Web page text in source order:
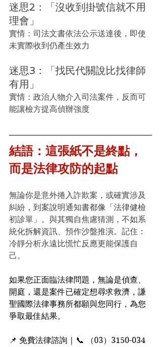
迷思2：「沒收到掛號信就不用
理會」
實情：司法文書依法公示送達後，即使
未實際收到仍產生效力
迷思3：「找民代關說比找律師
有用」
實情：政治人物介入司法案件，反而可
能讓檢方提高偵辦強度
結語：這張紙不是終點，
而是法律攻防的起點
無論你是意外捲入詐欺案，或確實涉及
糾紛，到案說明通知書都像「法律健檢
初診單」。與其獨自焦慮猜測，不如系
統化拆解資訊、預作沙盤推演。記住：
冷靜分析永遠比慌忙反應更能保護自
己。
如果您正面臨法律問題，無論是偵查、
開庭，還是案件已確定想尋求救濟，謙
聖國際法律事務所都願與您同行，為您
爭取最佳結果。
📌 免費法律諮詢 | 📞 （03）3150-034